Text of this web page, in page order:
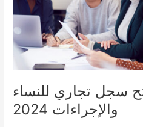
سجل تجاري للنساء
والإجراءات 2024